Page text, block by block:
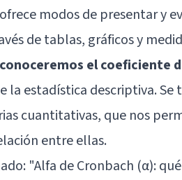
modos de presentar y
de tablas, gráficos y
conoceremos el coeficiente
la estadística descriptiva.
cuantitativas, que nos
entre ellas.
"Alfa de Cronbach (α):